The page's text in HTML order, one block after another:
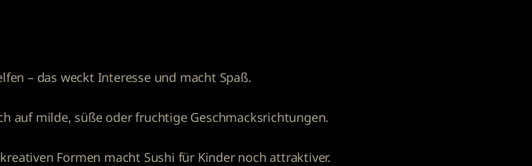
– das weckt Interesse und macht Spaß.
auf milde, süße oder fruchtige Geschmacksrichtungen.
Formen macht Sushi für Kinder noch attraktiver.